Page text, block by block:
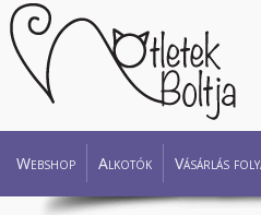
Webshop Alkotók Vásárlás